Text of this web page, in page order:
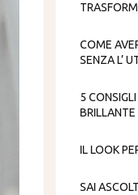
COME
SENZA L’
5
BRILLANTE
IL LOOK
SAI